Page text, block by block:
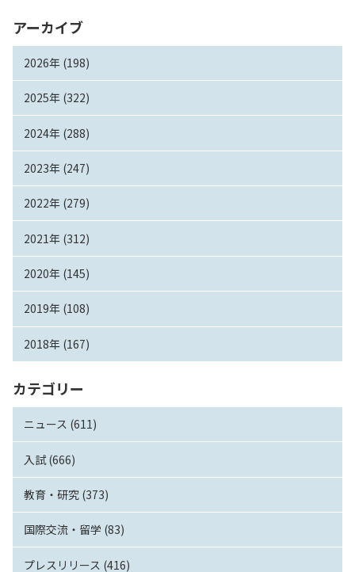
アーカイブ
2026年 (198)
2025年 (322)
2024年 (288)
2023年 (247)
2022年 (279)
2021年 (312)
2020年 (145)
2019年 (108)
2018年 (167)
カテゴリー
ニュース (611)
入試 (666)
教育・研究 (373)
国際交流・留学 (83)
プレスリリース (416)